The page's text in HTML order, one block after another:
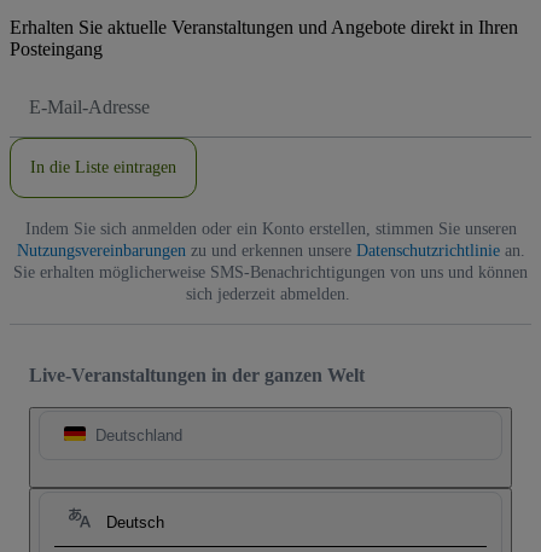
Erhalten Sie aktuelle Veranstaltungen und Angebote direkt in Ihren
Posteingang
Mail-
In die Liste eintragen
Indem Sie sich anmelden oder ein Konto erstellen, stimmen Sie unseren
Nutzungsvereinbarungen zu und erkennen unsere Datenschutzrichtliniean.
Sie erhalten möglicherweise SMS-Benachrichtigungen von uns und können
sich jederzeit abmelden.
Live-Veranstaltungen in der ganzen Welt
Deutschland
Deutsch